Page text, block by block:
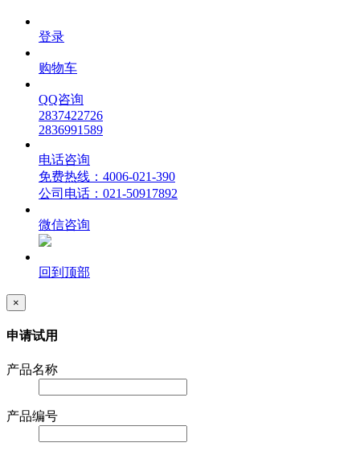
登录
购物车
QQ咨询
2837422726
2836991589
电话咨询
免费热线：4006-021-390
公司电话：021-50917892
微信咨询
回到顶部
×
申请试用
产品名称
产品编号